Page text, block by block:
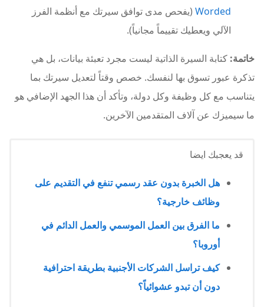
Worded (يفحص مدى توافق سيرتك مع أنظمة الفرز
الآلي ويعطيك تقييماً مجانياً).
خاتمة: كتابة السيرة الذاتية ليست مجرد تعبئة بيانات، بل هي
تذكرة عبور تسوق بها لنفسك. خصص وقتاً لتعديل سيرتك بما
يتناسب مع كل وظيفة وكل دولة، وتأكد أن هذا الجهد الإضافي هو
ما سيميزك عن آلاف المتقدمين الآخرين.
قد يعجبك ايضا
هل الخبرة بدون عقد رسمي تنفع في التقديم على
وظائف خارجية؟
ما الفرق بين العمل الموسمي والعمل الدائم في
أوروبا؟
كيف تراسل الشركات الأجنبية بطريقة احترافية
دون أن تبدو عشوائياً؟